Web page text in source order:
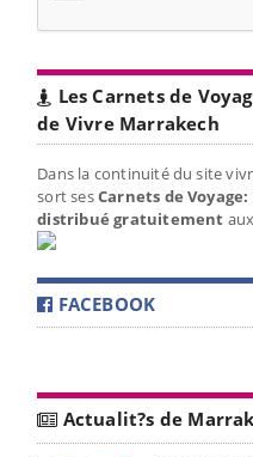
Les Carnets de
de Vivre Marrakech
Dans la continuité du site
sort sesCarnets de
distribué gratuitement
FACEBOOK
Actualit?s de